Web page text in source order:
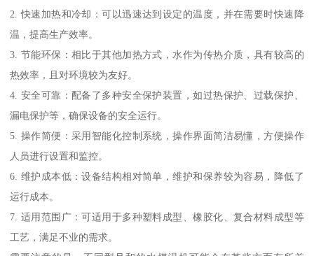
2. 快速加热和冷却：可以迅速达到设定的温度，并在需要时快速降
温，提高生产效率。
3. 节能环保：相比于其他加热方式，水作为传热介质，具有较高的
热效率，且对环境较为友好。
4. 安全可靠：配备了多种安全保护装置，如过热保护、过载保护、
漏电保护等，确保设备的安全运行。
5. 操作简便：采用智能化控制系统，操作界面简洁易懂，方便操作
人员进行设置和监控。
6. 维护成本低：设备结构相对简单，维护和保养较为容易，降低了
运行成本。
7. 适用范围广：可适用于多种塑料成型、橡胶化、复合材料成型等
工艺，满足不业的需求。